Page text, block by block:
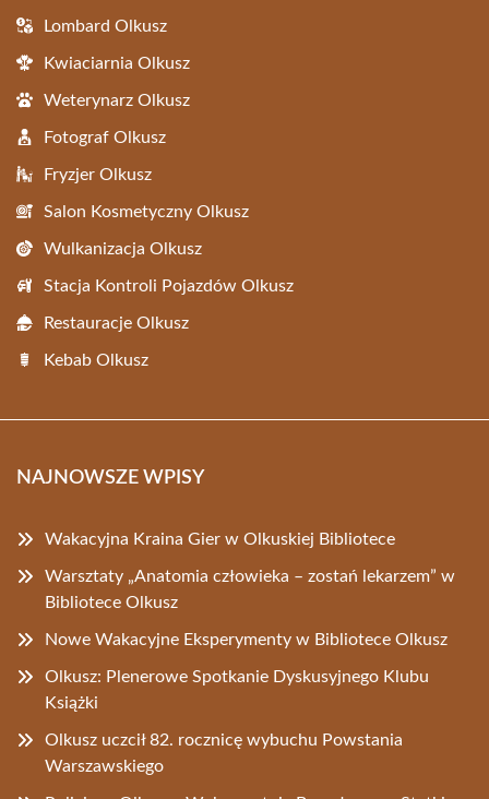
Lombard Olkusz
Kwiaciarnia Olkusz
Weterynarz Olkusz
Fotograf Olkusz
Fryzjer Olkusz
Salon Kosmetyczny Olkusz
Wulkanizacja Olkusz
Stacja Kontroli Pojazdów Olkusz
Restauracje Olkusz
Kebab Olkusz
NAJNOWSZE WPISY
Wakacyjna Kraina Gier w Olkuskiej Bibliotece
Warsztaty „Anatomia człowieka – zostań lekarzem” w
Bibliotece Olkusz
Nowe Wakacyjne Eksperymenty w Bibliotece Olkusz
Olkusz: Plenerowe Spotkanie Dyskusyjnego Klubu
Książki
Olkusz uczcił 82. rocznicę wybuchu Powstania
Warszawskiego